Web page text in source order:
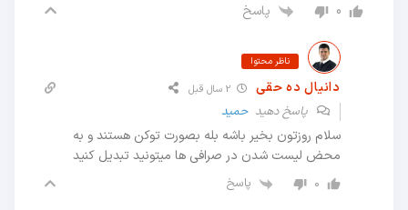
0 پاسخ
ناظر محتوا
دانیال ده حقی 2 سال قبل
پاسخ دهیدحمید
سلام روزتون بخیر باشه بله بصورت توکن هستند و به
محض لیست شدن در صرافی ها میتونید تبدیل کنید
0 پاسخ